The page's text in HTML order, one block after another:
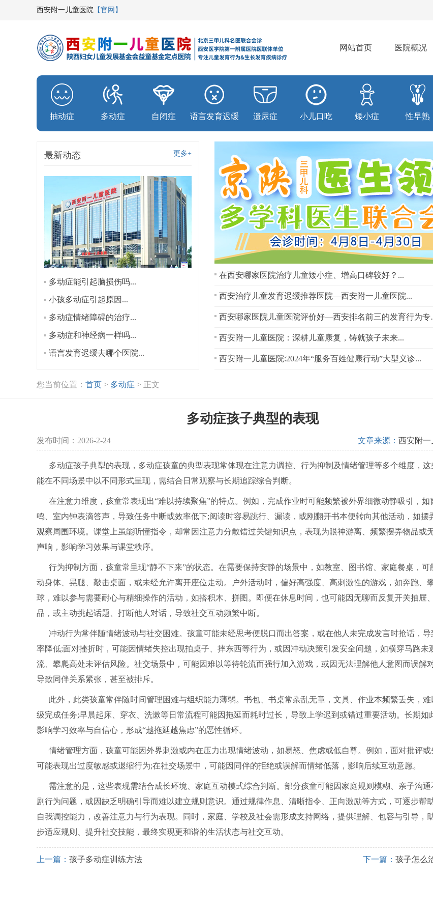
西安附一儿童医院 【官网】
网站首页 医院概况
抽动症 多动症 自闭症 语言发育迟缓 遗尿症 小儿口吃 矮小症 性早熟
更多+
最新动态
多动症能引起脑损伤吗...
小孩多动症引起原因...
多动症情绪障碍的治疗...
多动症和神经病一样吗...
语言发育迟缓去哪个医院...
在西安哪家医院治疗儿童矮小症、增高口碑较好？...
西安治疗儿童发育迟缓推荐医院—西安附一儿童医院...
西安哪家医
西安附一儿童医院：深耕儿童康复，铸就孩子未来...
西安附一儿童医院:2024年“服务百姓健康行动”大型义诊...
您当前位置： 首页 > 多动症 > 正文
多动症孩子典型的表现
发布时间：2026-2-24 文章来源： 西安附一
多动症孩子典型的表现，多动症孩童的典型表现常体现在注意力调控、行为抑制及情绪管理等多个维度，
能在不同场景中以不同形式呈现，需结合日常观察与长期追踪综合判断。
在注意力维度，孩童常表现出“难以持续聚焦”的特点。例如，完成作业时可能频繁被外界细微动静吸引，如
鸣、室内钟表滴答声，导致任务中断或效率低下;阅读时容易跳行、漏读，或刚翻开书本便转向其他活动，如摆
观察周围环境。课堂上虽能听懂指令，却常因注意力分散错过关键知识点，表现为眼神游离、频繁摆弄物品或
声响，影响学习效果与课堂秩序。
行为抑制方面，孩童常呈现“静不下来”的状态。在需要保持安静的场景中，如教室、图书馆、家庭餐桌，可
动身体、晃腿、敲击桌面，或未经允许离开座位走动。户外活动时，偏好高强度、高刺激性的游戏，如奔跑、
球，难以参与需要耐心与精细操作的活动，如搭积木、拼图。即便在休息时间，也可能因无聊而反复开关抽屉
品，或主动挑起话题、打断他人对话，导致社交互动频繁中断。
冲动行为常伴随情绪波动与社交困难。孩童可能未经思考便脱口而出答案，或在他人未完成发言时抢话，导
率降低;面对挫折时，可能因情绪失控出现拍桌子、摔东西等行为，或因冲动决策引发安全问题，如横穿马路未
流、攀爬高处未评估风险。社交场景中，可能因难以等待轮流而强行加入游戏，或因无法理解他人意图而误解
导致同伴关系紧张，甚至被排斥。
此外，此类孩童常伴随时间管理困难与组织能力薄弱。书包、书桌常杂乱无章，文具、作业本频繁丢失，
级完成任务;早晨起床、穿衣、洗漱等日常流程可能因拖延而耗时过长，导致上学迟到或错过重要活动。长期如
影响学习效率与自信心，形成“越拖延越焦虑”的恶性循环。
情绪管理方面，孩童可能因外界刺激或内在压力出现情绪波动，如易怒、焦虑或低自尊。例如，面对批评或
可能表现出过度敏感或退缩行为;在社交场景中，可能因同伴的拒绝或误解而情绪低落，影响后续互动意愿。
需注意的是，这些表现需结合成长环境、家庭互动模式综合判断。部分孩童可能因家庭规则模糊、亲子沟通
剧行为问题，或因缺乏明确引导而难以建立规则意识。通过规律作息、清晰指令、正向激励等方式，可逐步帮
自我调控能力，改善注意力与行为表现。同时，家庭、学校及社会需形成支持网络，提供理解、包容与引导，
步适应规则、提升社交技能，最终实现更和谐的生活状态与社交互动。
上一篇： 孩子多动症训练方法 下一篇： 孩子怎么